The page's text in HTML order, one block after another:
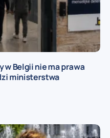
w Belgii nie ma prawa
ministerstwa